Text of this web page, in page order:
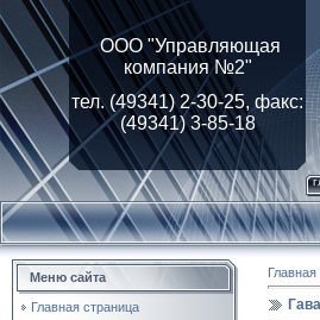
ООО "Управляющая
компания №2"
тел. (49341) 2-30-25, факс:
(49341) 3-85-18
Меню сайта
Главная страница
Главная